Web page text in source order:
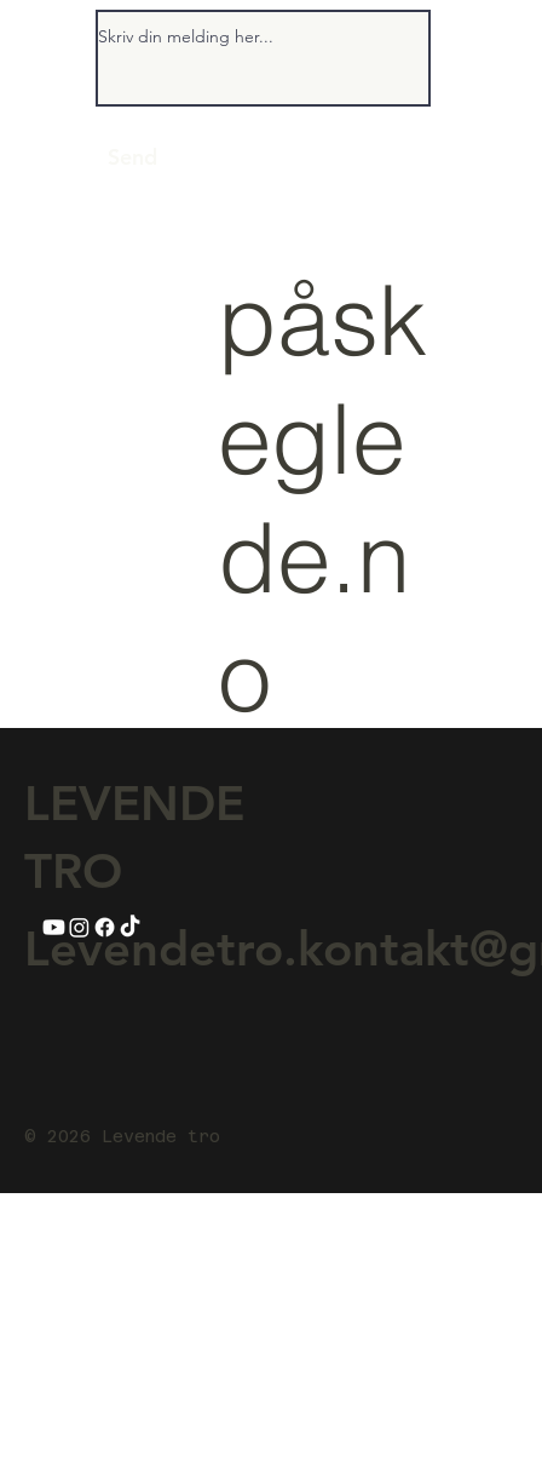
påsk
egle
de.n
o
© 2026 Levende tro
LEVENDE
TRO